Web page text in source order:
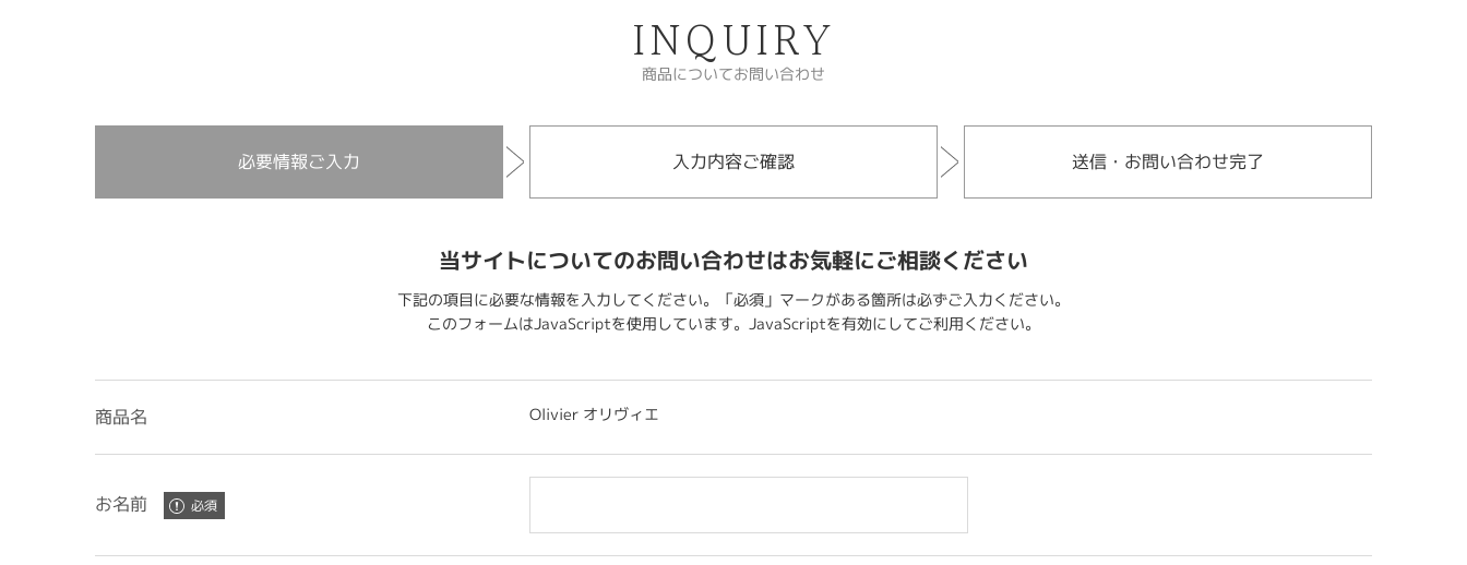
INQUIRY
商品についてお問い合わせ
必要情報ご入力 入力内容ご確認 送信・お問い合わせ完了
当サイトについてのお問い合わせはお気軽にご相談ください
下記の項目に必要な情報を入力してください。「必須」マークがある箇所は必ずご入力ください。
このフォームはJavaScriptを使用しています。JavaScriptを有効にしてご利用ください。
商品名 Olivier オリヴィエ
お名前